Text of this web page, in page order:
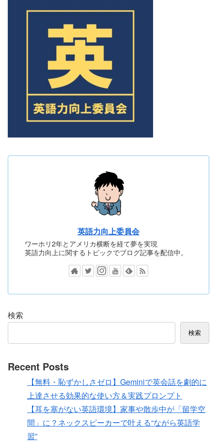
英語力向上委員会
ワーホリ2年とアメリカ横断を経て夢を実現
英語力向上に関するトピックでブログ記事を配信中。
検索
検索
Recent Posts
【無料・恥ずかしさゼロ】Geminiで英会話を劇的に
上達させる効果的な使い方＆実践プロンプト
【耳を塞がない英語環境】家事や散歩中が「留学空
間」に？ネックスピーカーで叶える“ながら英語学
習”